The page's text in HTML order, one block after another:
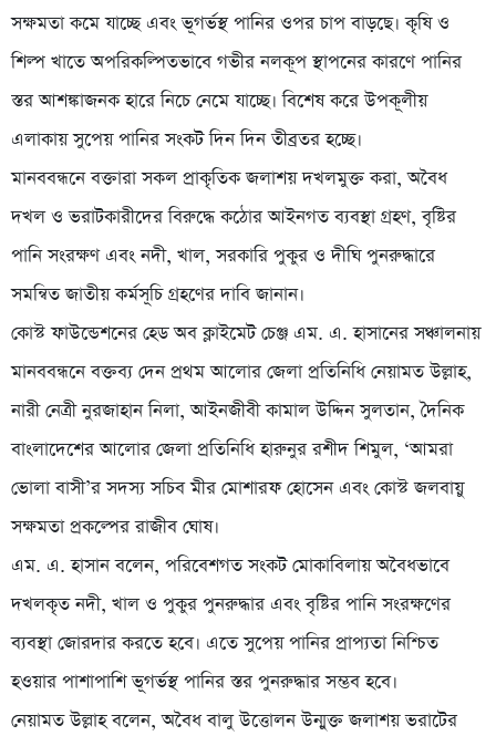
সক্ষমতা কমে যাচ্ছে এবং ভূগর্ভস্থ পানির ওপর চাপ বাড়ছে। কৃষি ও
শিল্প খাতে অপরিকল্পিতভাবে গভীর নলকূপ স্থাপনের কারণে পানির
স্তর আশঙ্কাজনক হারে নিচে নেমে যাচ্ছে। বিশেষ করে উপকূলীয়
এলাকায় সুপেয় পানির সংকট দিন দিন তীব্রতর হচ্ছে।
মানববন্ধনে বক্তারা সকল প্রাকৃতিক জলাশয় দখলমুক্ত করা, অবৈধ
দখল ও ভরাটকারীদের বিরুদ্ধে কঠোর আইনগত ব্যবস্থা গ্রহণ, বৃষ্টির
পানি সংরক্ষণ এবং নদী, খাল, সরকারি পুকুর ও দীঘি পুনরুদ্ধারে
সমন্বিত জাতীয় কর্মসূচি গ্রহণের দাবি জানান।
কোস্ট ফাউন্ডেশনের হেড অব ক্লাইমেট চেঞ্জ এম. এ. হাসানের সঞ্চালনায়
মানববন্ধনে বক্তব্য দেন প্রথম আলোর জেলা প্রতিনিধি নেয়ামত উল্লাহ,
নারী নেত্রী নুরজাহান নিলা, আইনজীবী কামাল উদ্দিন সুলতান, দৈনিক
বাংলাদেশের আলোর জেলা প্রতিনিধি হারুনুর রশীদ শিমুল, ‘আমরা
ভোলা বাসী’র সদস্য সচিব মীর মোশারফ হোসেন এবং কোস্ট জলবায়ু
সক্ষমতা প্রকল্পের রাজীব ঘোষ।
এম. এ. হাসান বলেন, পরিবেশগত সংকট মোকাবিলায় অবৈধভাবে
দখলকৃত নদী, খাল ও পুকুর পুনরুদ্ধার এবং বৃষ্টির পানি সংরক্ষণের
ব্যবস্থা জোরদার করতে হবে। এতে সুপেয় পানির প্রাপ্যতা নিশ্চিত
হওয়ার পাশাপাশি ভূগর্ভস্থ পানির স্তর পুনরুদ্ধার সম্ভব হবে।
নেয়ামত উল্লাহ বলেন, অবৈধ বালু উত্তোলন উন্মুক্ত জলাশয় ভরাটের